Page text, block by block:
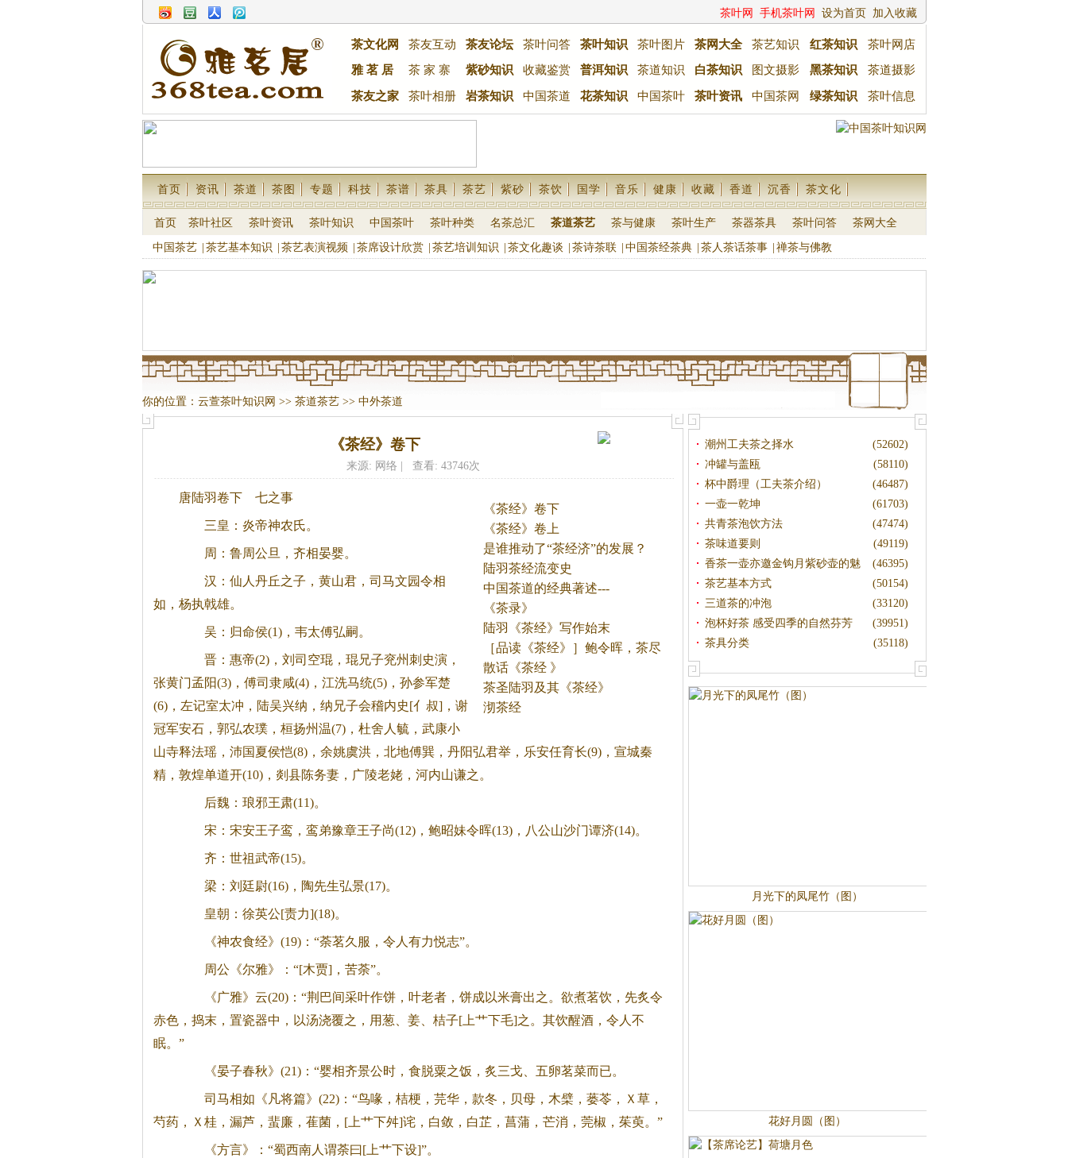
茶叶网 手机茶叶网 设为首页 加入收藏
茶文化网 茶友互动 茶友论坛 茶叶问答 茶叶知识 茶叶图片 茶网大全 茶艺知识 红茶知识
茶叶网店
雅 茗 居
茶 家 寨 紫砂知识 收藏鉴赏 普洱知识 茶道知识 白茶知识 图文摄影 黑茶知识 茶道摄影
茶友之家 茶叶相册 岩茶知识 中国茶道 花茶知识 中国茶叶 茶叶资讯 中国茶网 绿茶知识 茶叶信息
首页 资讯 茶道 茶图 专题 科技 茶谱 茶具 茶艺 紫砂 茶饮 国学 音乐 健康 收藏 香道 沉香 茶文化
首页 茶叶社区 茶叶资讯 茶叶知识 中国茶叶 茶叶种类 名茶总汇 茶道茶艺 茶与健康 茶叶生产 茶器茶具 茶叶问答 茶网大全
中国茶艺 茶艺基本知识 茶艺表演视频 茶席设计欣赏 茶艺培训知识 茶文化趣谈 茶诗茶联 中国茶经茶典 茶人茶话茶事 禅茶与佛教
你的位置： 云萱茶叶知识网 >> 茶道茶艺>> 中外茶道
《茶经》卷下
来源: 网络 | 查看: 43746次
《茶经》卷下
《茶经》卷上
是谁推动了“茶经济”的发展？
陆羽茶经流变史
中国茶道的经典著述---
《茶录》
陆羽《茶经》写作始末
［品读《茶经》］鲍令晖，茶尽
余
散话《茶经 》
茶圣陆羽及其《茶经》
沏茶经
唐陆羽卷下 七之事
三皇：炎帝神农氏。
周：鲁周公旦，齐相晏婴。
汉：仙人丹丘之子，黄山君，司马文园令相
如，杨执戟雄。
吴：归命侯(1)，韦太傅弘嗣。
晋：惠帝(2)，刘司空琨，琨兄子兖州刺史演，
张黄门孟阳(3)，傅司隶咸(4)，江洗马统(5)，孙参军楚
(6)，左记室太冲，陆吴兴纳，纳兄子会稽内史[亻叔]，谢
冠军安石，郭弘农璞，桓扬州温(7)，杜舍人毓，武康小
山寺释法瑶，沛国夏侯恺(8)，余姚虞洪，北地傅巽，丹阳弘君举，乐安任育长(9)，宣城秦
精，敦煌单道开(10)，剡县陈务妻，广陵老姥，河内山谦之。
后魏：琅邪王肃(11)。
宋：宋安王子鸾，鸾弟豫章王子尚(12)，鲍昭妹令晖(13)，八公山沙门谭济(14)。
齐：世祖武帝(15)。
梁：刘廷尉(16)，陶先生弘景(17)。
皇朝：徐英公[责力](18)。
《神农食经》(19)：“荼茗久服，令人有力悦志”。
周公《尔雅》：“[木贾]，苦荼”。
《广雅》云(20)：“荆巴间采叶作饼，叶老者，饼成以米膏出之。欲煮茗饮，先炙令
赤色，捣末，置瓷器中，以汤浇覆之，用葱、姜、桔子[上艹下毛]之。其饮醒酒，令人不
眠。”
《晏子春秋》(21)：“婴相齐景公时，食脱粟之饭，炙三戈、五卵茗菜而已。
司马相如《凡将篇》(22)：“鸟喙，桔梗，芫华，款冬，贝母，木檗，蒌苓，Ｘ草，
芍药，Ｘ桂，漏芦，蜚廉，萑菌，[上艹下舛]诧，白敛，白芷，菖蒲，芒消，莞椒，茱萸。”
《方言》：“蜀西南人谓荼曰[上艹下设]”。
(52602)
潮州工夫茶之择水
(58110)
冲罐与盖瓯
(46487)
杯中爵理（工夫茶介绍）
(61703)
一壶一乾坤
(47474)
共青茶泡饮方法
(49119)
茶味道要则
(46395)
香茶一壶亦邀金钩月紫砂壶的魅
力
(50154)
茶艺基本方式
(33120)
三道茶的冲泡
(39951)
泡杯好茶 感受四季的自然芬芳
(35118)
茶具分类
月光下的凤尾竹（图）
花好月圆（图）